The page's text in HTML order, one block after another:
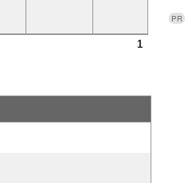
1